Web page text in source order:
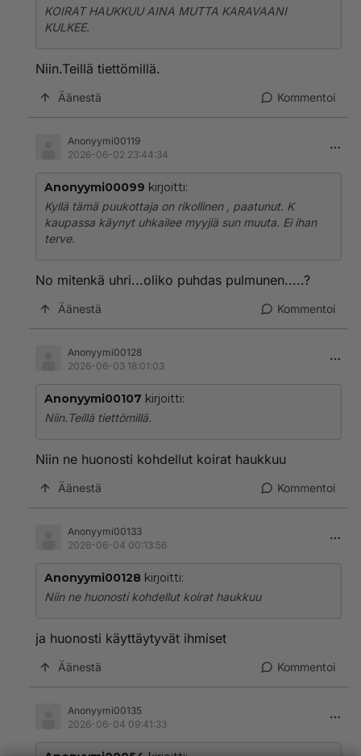
KOIRAT HAUKKUU AINA MUTTA KARAVAANI
KULKEE.
Niin.Teillä tiettömillä.
Äänestä Kommentoi
Anonyymi00119
2026-06-02 23:44:34
Anonyymi00099 kirjoitti:
Kyllä tämä puukottaja on rikollinen , paatunut. K
kaupassa käynyt uhkailee myyjiä sun muuta. Ei ihan
terve.
No mitenkä uhri...oliko puhdas pulmunen.....?
Äänestä Kommentoi
Anonyymi00128
2026-06-03 18:01:03
Anonyymi00107 kirjoitti:
Niin.Teillä tiettömillä.
Niin ne huonosti kohdellut koirat haukkuu
Äänestä Kommentoi
Anonyymi00133
2026-06-04 00:13:56
Anonyymi00128 kirjoitti:
Niin ne huonosti kohdellut koirat haukkuu
ja huonosti käyttäytyvät ihmiset
Äänestä Kommentoi
Anonyymi00135
2026-06-04 09:41:33